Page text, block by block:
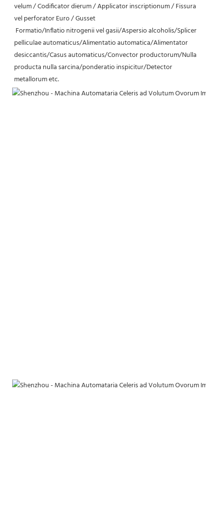
velum / Codificator dierum / Applicator inscriptionum / Fissura
vel perforator Euro / Gusset
pelliculae automaticus/Alimentatio automatica/Alimentator
desiccantis/Casus automaticus/Convector productorum/Nulla
producta nulla sarcina/ponderatio inspicitur/Detector
metallorum etc.